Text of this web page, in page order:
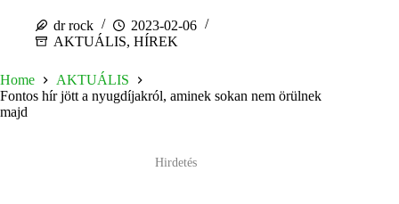
dr rock
2023-02-06
AKTUÁLIS, HÍREK
Home
AKTUÁLIS
Fontos hír jött a nyugdíjakról, aminek sokan nem örülnek
majd
Hirdetés